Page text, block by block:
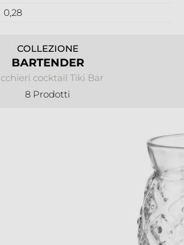
COLLEZIONE
BARTENDER
cocktail Tiki Bar
8 Prodotti
0,28